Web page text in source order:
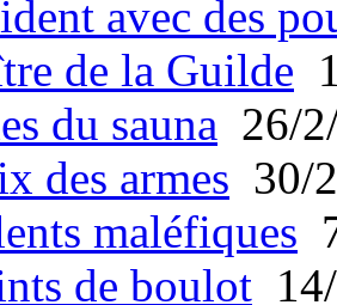
avec des
de la Guilde
du sauna 26/
des armes 30/
maléfiques
de boulot